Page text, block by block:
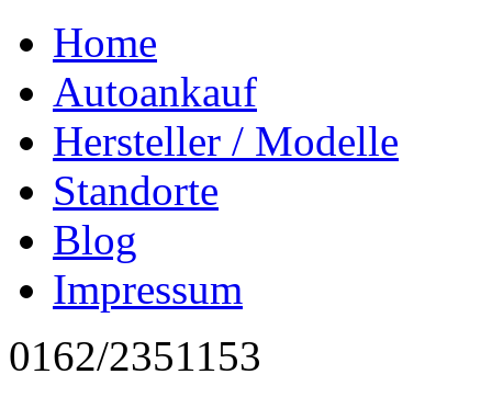
Home
Autoankauf
Hersteller / Modelle
Standorte
Blog
Impressum
0162/2351153